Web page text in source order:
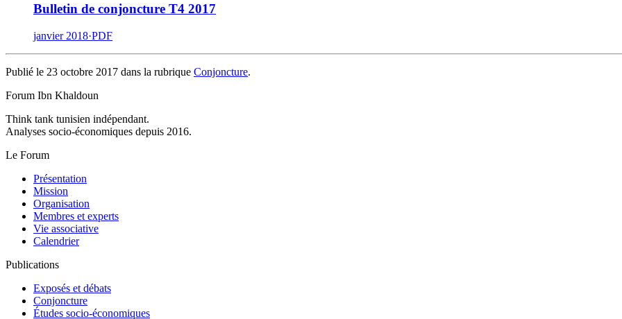
Bulletin de conjoncture T4 2017
janvier 2018·PDF
Publié le 23 octobre 2017 dans la rubrique Conjoncture.
Forum Ibn Khaldoun
Think tank tunisien indépendant.
Analyses socio-économiques depuis 2016.
Le Forum
Présentation
Mission
Organisation
Membres et experts
Vie associative
Calendrier
Publications
Exposés et débats
Conjoncture
Études socio-économiques